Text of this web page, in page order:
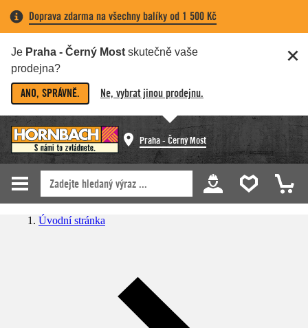
Doprava zdarma na všechny balíky od 1 500 Kč
Je Praha - Černý Most skutečně vaše
prodejna?
ANO, SPRÁVNĚ. Ne, vybrat jinou prodejnu.
Praha - Černý Most
Úvodní stránka